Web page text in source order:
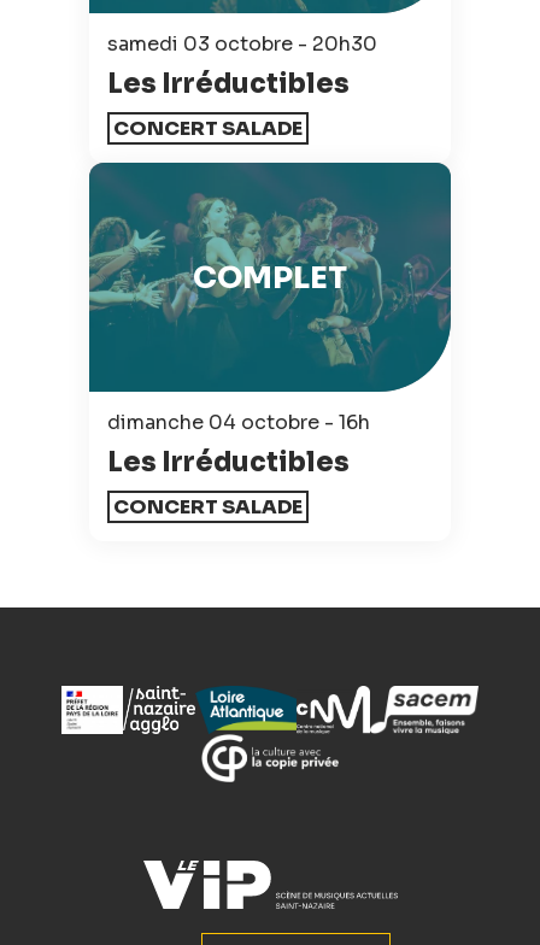
samedi 03 octobre - 20h30
Les Irréductibles
CONCERT SALADE
dimanche 04 octobre - 16h
Les Irréductibles
CONCERT SALADE
COMPLET